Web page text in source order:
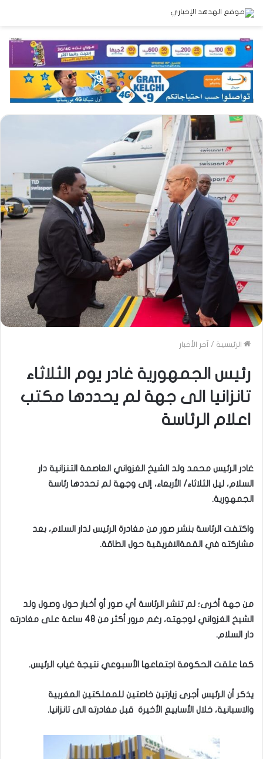
الرئيسية / آخر الأخبار
رئيس الجمهورية غادر يوم الثلاثاء
تانزانيا الى جهة لم يحددها مكتب
اعلام الرئاسة
غادر الرئيس محمد ولد الشيخ الغزواني العاصمة التنزانية دار
السلام، ليل الثلاثاء/ الأربعاء، إلى وجهة لم تحددها رئاسة
الجمهورية.
واكتفت الرئاسة بنشر صور من مغادرة الرئيس لدار السلام، بعد
مشاركته في القمةالافريقية حول الطاقة.
من جهة أخرى؛ لم تنشر الرئاسة أي صور أو أخبار حول وصول ولد
الشيخ الغزواني لوجهته، رغم مرور أكثر من 48 ساعة على مغادرته
دار السلام.
كما علقت الحكومة اجتماعها الأسبوعي نتيجة غياب الرئيس.
يذكر أن الرئيس أجرى زيارتين خاصتين للمملكتين المغربية
والاسبانية، خلال الأسابيع الأخيرة قبل مغادرته الى تانزانيا.